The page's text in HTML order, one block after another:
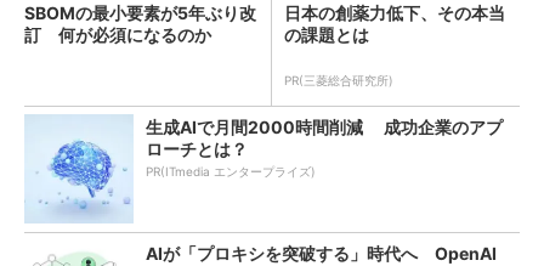
SBOMの最小要素が5年ぶり改
訂 何が必須になるのか
日本の創薬力低下、その本当
の課題とは
PR(三菱総合研究所)
生成AIで月間2000時間削減 成功企業のアプ
ローチとは？
PR(ITmedia エンタープライズ)
AIが「プロキシを突破する」時代へ OpenAI